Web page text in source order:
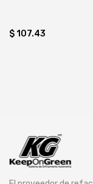
$ 107.43